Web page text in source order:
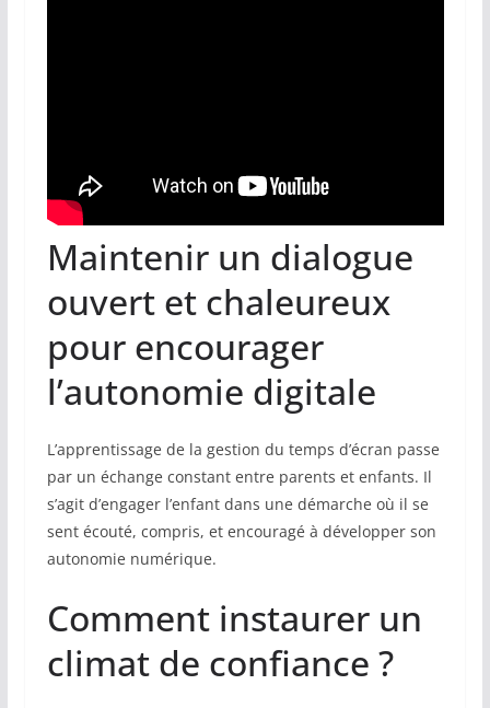
Maintenir un dialogue
ouvert et chaleureux
pour encourager
l’autonomie digitale
L’apprentissage de la gestion du temps d’écran passe
par un échange constant entre parents et enfants. Il
s’agit d’engager l’enfant dans une démarche où il se
sent écouté, compris, et encouragé à développer son
autonomie numérique.
Comment instaurer un
climat de confiance ?